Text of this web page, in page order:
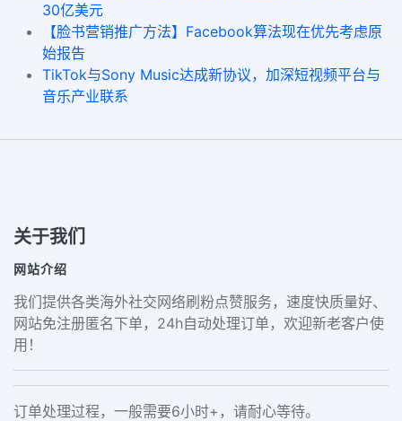
30亿美元
【脸书营销推广方法】Facebook算法现在优先考虑原
始报告
TikTok与Sony Music达成新协议，加深短视频平台与
音乐产业联系
关于我们
网站介绍
我们提供各类海外社交网络刷粉点赞服务，速度快质量好、
网站免注册匿名下单，24h自动处理订单，欢迎新老客户使
用！
订单处理过程，一般需要6小时+，请耐心等待。